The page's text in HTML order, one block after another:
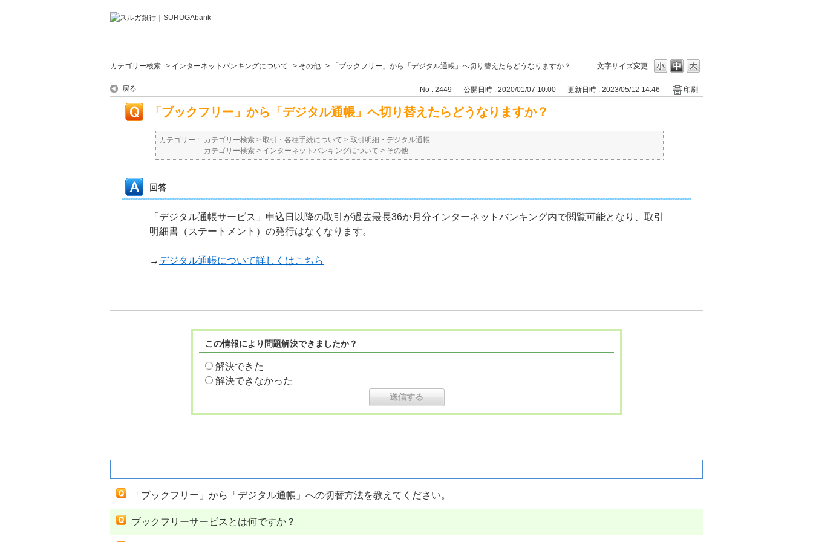
文字サイズ変更
カテゴリー検索 > インターネットバンキングについて > その他 > 「ブックフリー」から「デジタル通帳」へ切り替えたらどうなりますか？
戻る No : 2449 公開日時 : 2020/01/07 10:00 更新日時 : 2023/05/12 14:46 印刷
「ブックフリー」から「デジタル通帳」へ切り替えたらどうなりますか？
カテゴリー : カテゴリー検索 > 取引・各種手続について > 取引明細・デジタル通帳
カテゴリー検索 > インターネットバンキングについて > その他
回答
「デジタル通帳サービス」申込日以降の取引が過去最長36か月分インターネットバンキング内で閲覧可能となり、取引
明細書（ステートメント）の発行はなくなります。
→ デジタル通帳について詳しくはこちら
この情報により問題解決できましたか？
解決できた
解決できなかった
「ブックフリー」から「デジタル通帳」への切替方法を教えてください。
ブックフリーサービスとは何ですか？